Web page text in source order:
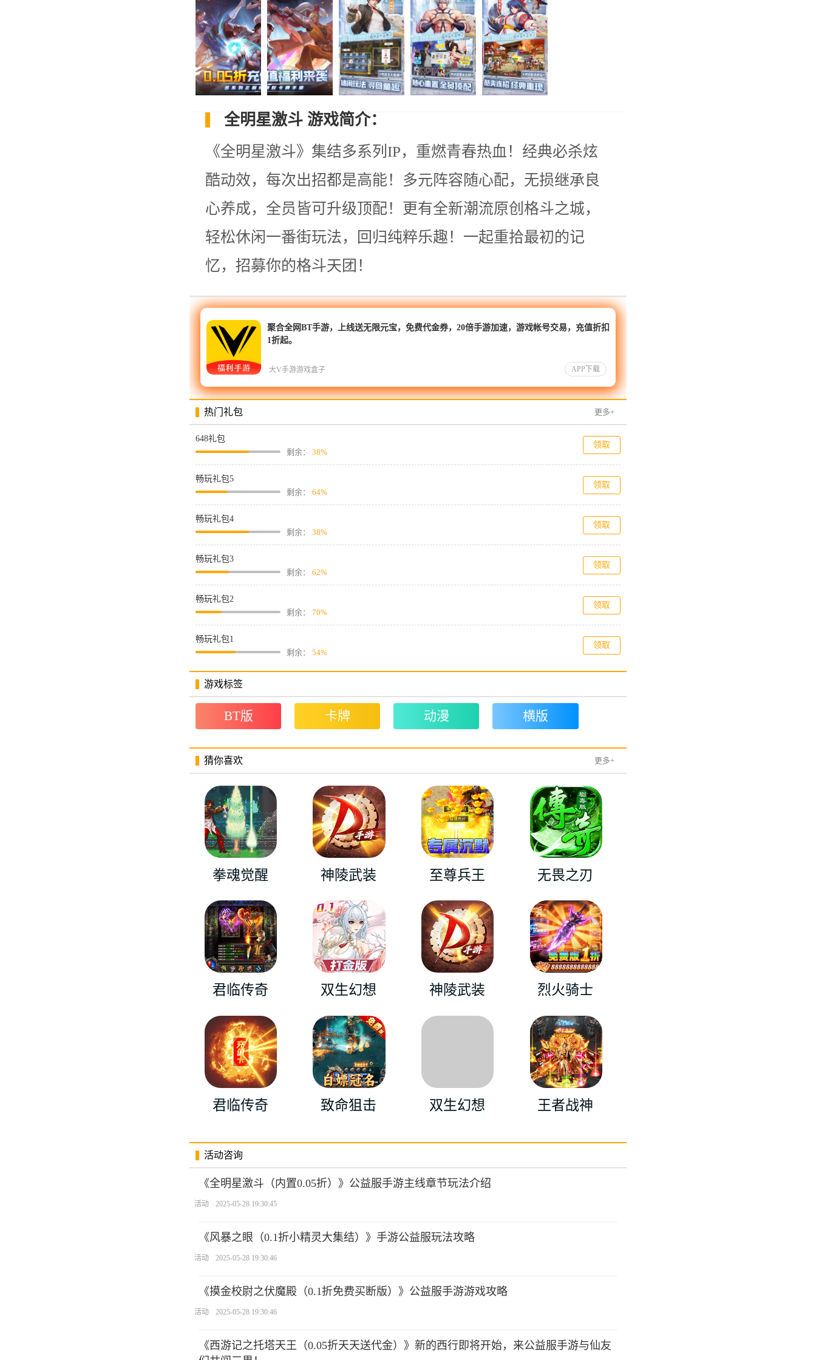
全明星激斗 游戏简介：
《全明星激斗》集结多系列IP，重燃青春热血！经典必杀炫
酷动效，每次出招都是高能！多元阵容随心配，无损继承良
心养成，全员皆可升级顶配！更有全新潮流原创格斗之城，
轻松休闲一番街玩法，回归纯粹乐趣！一起重拾最初的记
忆，招募你的格斗天团！
聚合全网BT手游，上线送无限元宝，免费代金券，20倍手游加速，游戏帐号交易，充值折扣
1折起。
APP下载
大V手游游戏盒子
热门礼包 更多+
648礼包
剩余： 38%
领取
畅玩礼包5
剩余： 64%
领取
畅玩礼包4
剩余： 38%
领取
畅玩礼包3
剩余： 62%
领取
畅玩礼包2
剩余： 70%
领取
畅玩礼包1
剩余： 54%
领取
游戏标签
BT版 卡牌 动漫 横版
猜你喜欢 更多+
拳魂觉醒 神陵武装 至尊兵王 无畏之刃
君临传奇 双生幻想 神陵武装 烈火骑士
君临传奇 致命狙击 双生幻想 王者战神
活动咨询
《全明星激斗（内置0.05折）》公益服手游主线章节玩法介绍
活动 2025-05-28 19:30:45
《风暴之眼（0.1折小精灵大集结）》手游公益服玩法攻略
活动 2025-05-28 19:30:46
《摸金校尉之伏魔殿（0.1折免费买断版）》公益服手游游戏攻略
活动 2025-05-28 19:30:46
《西游记之托塔天王（0.05折天天送代金）》新的西行即将开始，来公益服手游与仙友